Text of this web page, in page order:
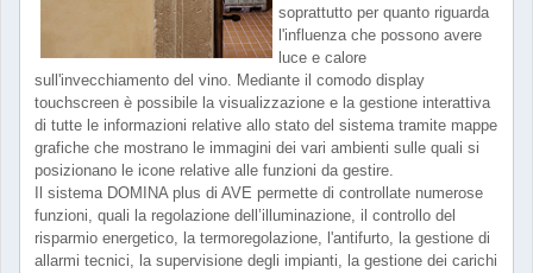
soprattutto per quanto riguarda
l'influenza che possono avere
luce e calore
sull'invecchiamento del vino. Mediante il comodo display
touchscreen è possibile la visualizzazione e la gestione interattiva
di tutte le informazioni relative allo stato del sistema tramite mappe
grafiche che mostrano le immagini dei vari ambienti sulle quali si
posizionano le icone relative alle funzioni da gestire.
Il sistema DOMINA plus di AVE permette di controllate numerose
funzioni, quali la regolazione dell’illuminazione, il controllo del
risparmio energetico, la termoregolazione, l'antifurto, la gestione di
allarmi tecnici, la supervisione degli impianti, la gestione dei carichi